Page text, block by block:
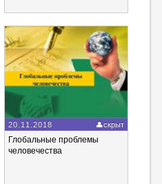
20.11.2018 скрыт
Глобальные проблемы
человечества